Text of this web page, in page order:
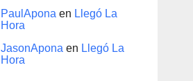
PaulAponaen Llegó La
Hora
JasonAponaen Llegó La
Hora